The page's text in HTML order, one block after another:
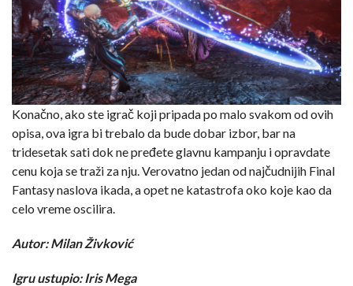
Konačno, ako ste igrač koji pripada po malo svakom od ovih
opisa, ova igra bi trebalo da bude dobar izbor, bar na
tridesetak sati dok ne pređete glavnu kampanju i opravdate
cenu koja se traži za nju. Verovatno jedan od najčudnijih Final
Fantasy naslova ikada, a opet ne katastrofa oko koje kao da
celo vreme oscilira.
Autor: Milan Živković
Igru ustupio: Iris Mega